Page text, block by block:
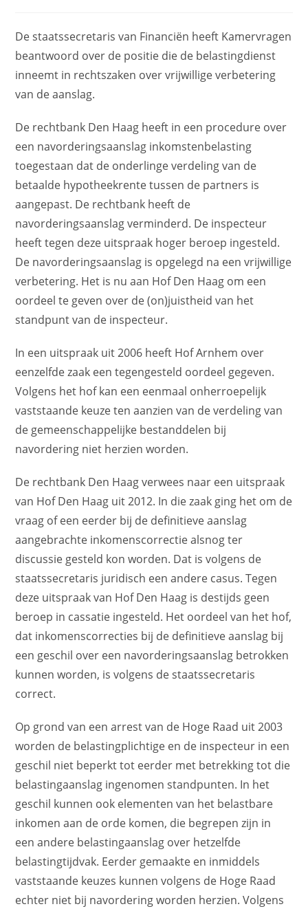
De staatssecretaris van Financiën heeft Kamervragen
beantwoord over de positie die de belastingdienst
inneemt in rechtszaken over vrijwillige verbetering
van de aanslag.
De rechtbank Den Haag heeft in een procedure over
een navorderingsaanslag inkomstenbelasting
toegestaan dat de onderlinge verdeling van de
betaalde hypotheekrente tussen de partners is
aangepast. De rechtbank heeft de
navorderingsaanslag verminderd. De inspecteur
heeft tegen deze uitspraak hoger beroep ingesteld.
De navorderingsaanslag is opgelegd na een vrijwillige
verbetering. Het is nu aan Hof Den Haag om een
oordeel te geven over de (on)juistheid van het
standpunt van de inspecteur.
In een uitspraak uit 2006 heeft Hof Arnhem over
eenzelfde zaak een tegengesteld oordeel gegeven.
Volgens het hof kan een eenmaal onherroepelijk
vaststaande keuze ten aanzien van de verdeling van
de gemeenschappelijke bestanddelen bij
navordering niet herzien worden.
De rechtbank Den Haag verwees naar een uitspraak
van Hof Den Haag uit 2012. In die zaak ging het om de
vraag of een eerder bij de definitieve aanslag
aangebrachte inkomenscorrectie alsnog ter
discussie gesteld kon worden. Dat is volgens de
staatssecretaris juridisch een andere casus. Tegen
deze uitspraak van Hof Den Haag is destijds geen
beroep in cassatie ingesteld. Het oordeel van het hof,
dat inkomenscorrecties bij de definitieve aanslag bij
een geschil over een navorderingsaanslag betrokken
kunnen worden, is volgens de staatssecretaris
correct.
Op grond van een arrest van de Hoge Raad uit 2003
worden de belastingplichtige en de inspecteur in een
geschil niet beperkt tot eerder met betrekking tot die
belastingaanslag ingenomen standpunten. In het
geschil kunnen ook elementen van het belastbare
inkomen aan de orde komen, die begrepen zijn in
een andere belastingaanslag over hetzelfde
belastingtijdvak. Eerder gemaakte en inmiddels
vaststaande keuzes kunnen volgens de Hoge Raad
echter niet bij navordering worden herzien. Volgens